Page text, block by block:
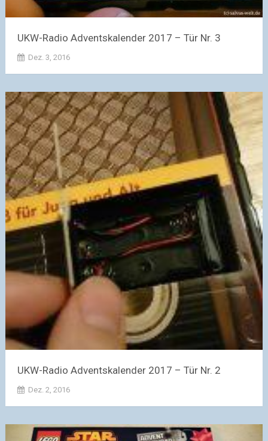
UKW-Radio Adventskalender 2017 – Tür Nr. 3
Dez. 3, 2016
UKW-Radio Adventskalender 2017 – Tür Nr. 2
Dez. 2, 2016